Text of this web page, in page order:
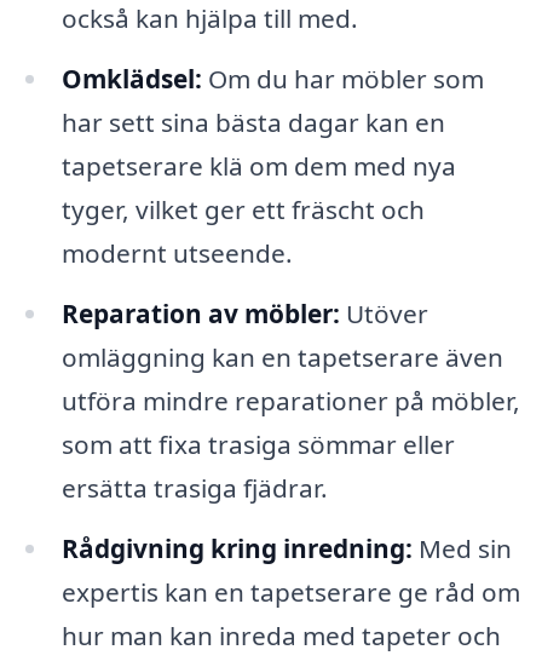
också kan hjälpa till med.
Omklädsel: Om du har möbler som
har sett sina bästa dagar kan en
tapetserare klä om dem med nya
tyger, vilket ger ett fräscht och
modernt utseende.
Reparation av möbler: Utöver
omläggning kan en tapetserare även
utföra mindre reparationer på möbler,
som att fixa trasiga sömmar eller
ersätta trasiga fjädrar.
Rådgivning kring inredning: Med sin
expertis kan en tapetserare ge råd om
hur man kan inreda med tapeter och